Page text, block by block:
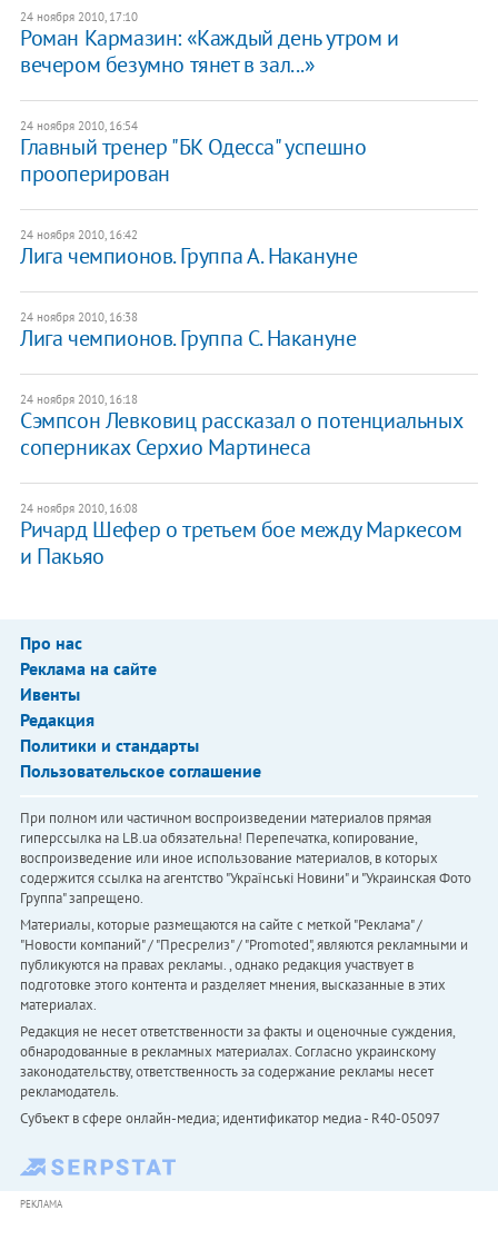
24 ноября 2010, 17:10
Роман Кармазин: «Каждый день утром и
вечером безумно тянет в зал...»
24 ноября 2010, 16:54
Главный тренер "БК Одесса" успешно
прооперирован
24 ноября 2010, 16:42
Лига чемпионов. Группа А. Накануне
24 ноября 2010, 16:38
Лига чемпионов. Группа С. Накануне
24 ноября 2010, 16:18
Сэмпсон Левковиц рассказал о потенциальных
соперниках Серхио Мартинеса
24 ноября 2010, 16:08
Ричард Шефер о третьем бое между Маркесом
и Пакьяо
Про нас
Реклама на сайте
Ивенты
Редакция
Политики и стандарты
Пользовательское соглашение
При полном или частичном воспроизведении материалов прямая
гиперссылка на LB.ua обязательна! Перепечатка, копирование,
воспроизведение или иное использование материалов, в которых
содержится ссылка на агентство "Українськi Новини" и "Украинская Фото
Группа" запрещено.
Материалы, которые размещаются на сайте с меткой "Реклама" /
"Новости компаний" / "Пресрелиз" / "Promoted", являются рекламными и
публикуются на правах рекламы. , однако редакция участвует в
подготовке этого контента и разделяет мнения, высказанные в этих
материалах.
Редакция не несет ответственности за факты и оценочные суждения,
обнародованные в рекламных материалах. Согласно украинскому
законодательству, ответственность за содержание рекламы несет
рекламодатель.
Субъект в сфере онлайн-медиа; идентификатор медиа - R40-05097
РЕКЛАМА